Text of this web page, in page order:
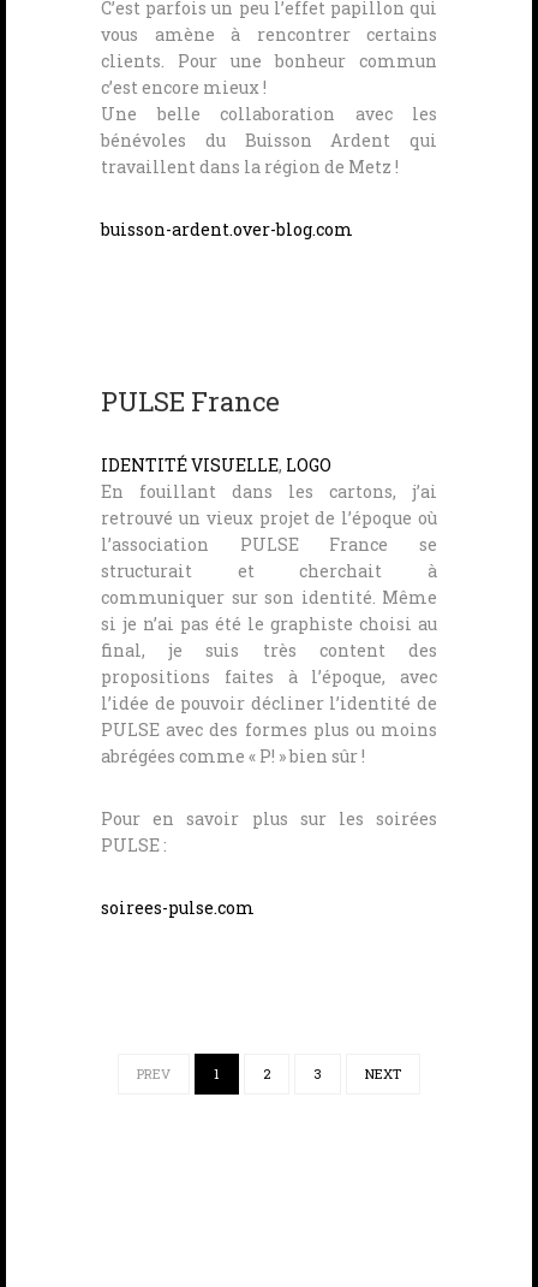
C’est parfois un peu l’effet papillon qui
vous amène à rencontrer certains
clients. Pour une bonheur commun
c’est encore mieux !
Une belle collaboration avec les
bénévoles du Buisson Ardent qui
travaillent dans la région de Metz !
buisson-ardent.over-blog.com
PULSE France
IDENTITÉ VISUELLE, LOGO
En fouillant dans les cartons, j’ai
retrouvé un vieux projet de l’époque où
l’association PULSE France se
structurait et cherchait à
communiquer sur son identité. Même
si je n’ai pas été le graphiste choisi au
final, je suis très content des
propositions faites à l’époque, avec
l’idée de pouvoir décliner l’identité de
PULSE avec des formes plus ou moins
abrégées comme « P! » bien sûr !
Pour en savoir plus sur les soirées
PULSE :
soirees-pulse.com
PREV 1 2 3 NEXT